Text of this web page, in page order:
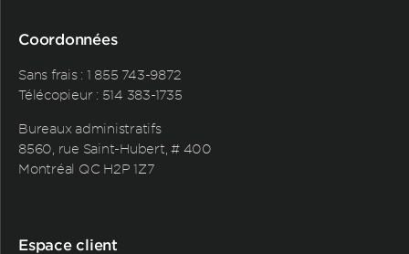
Coordonnées
Sans frais : 1 855 743-9872
Télécopieur : 514 383-1735
Bureaux administratifs
8560, rue Saint-Hubert, # 400
Montréal QC H2P 1Z7
Espace client